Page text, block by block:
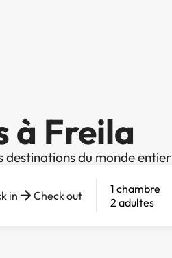
à Freila
destinations du monde entier
in Check out
1 chambre
2 adultes